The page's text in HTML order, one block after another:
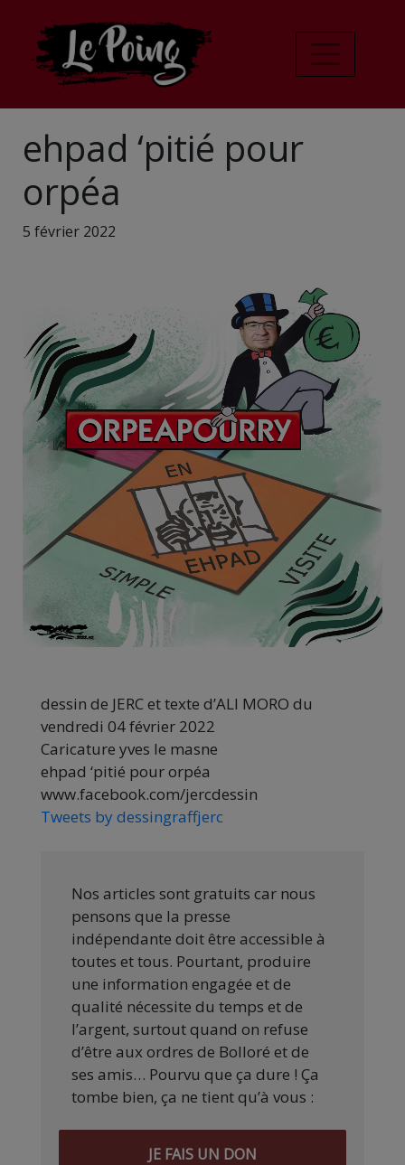
ehpad ‘pitié pour
orpéa
5 février 2022
dessin de JERC et texte d’ALI MORO du
vendredi 04 février 2022
Caricature yves le masne
ehpad ‘pitié pour orpéa
www.facebook.com/jercdessin
Tweets by dessingraffjerc
Nos articles sont gratuits car nous
pensons que la presse
indépendante doit être accessible à
toutes et tous. Pourtant, produire
une information engagée et de
qualité nécessite du temps et de
l’argent, surtout quand on refuse
d’être aux ordres de Bolloré et de
ses amis… Pourvu que ça dure ! Ça
tombe bien, ça ne tient qu’à vous :
JE FAIS UN DON